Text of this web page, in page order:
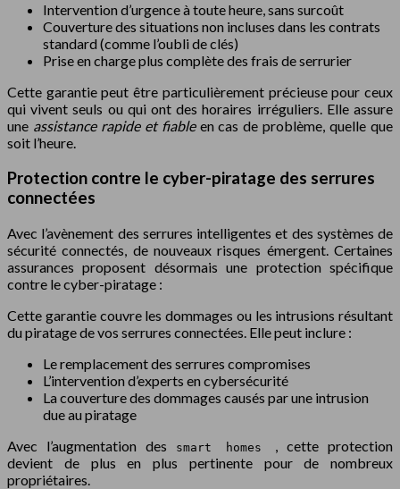
Intervention d’urgence à toute heure, sans surcoût
Couverture des situations non incluses dans les contrats
standard (comme l’oubli de clés)
Prise en charge plus complète des frais de serrurier
Cette garantie peut être particulièrement précieuse pour ceux
qui vivent seuls ou qui ont des horaires irréguliers. Elle assure
une assistance rapide et fiable en cas de problème, quelle que
soit l’heure.
Protection contre le cyber-piratage des serrures
connectées
Avec l’avènement des serrures intelligentes et des systèmes de
sécurité connectés, de nouveaux risques émergent. Certaines
assurances proposent désormais une protection spécifique
contre le cyber-piratage :
Cette garantie couvre les dommages ou les intrusions résultant
du piratage de vos serrures connectées. Elle peut inclure :
Le remplacement des serrures compromises
L’intervention d’experts en cybersécurité
La couverture des dommages causés par une intrusion
due au piratage
Avec l’augmentation des
smart homes
, cette protection
devient de plus en plus pertinente pour de nombreux
propriétaires.